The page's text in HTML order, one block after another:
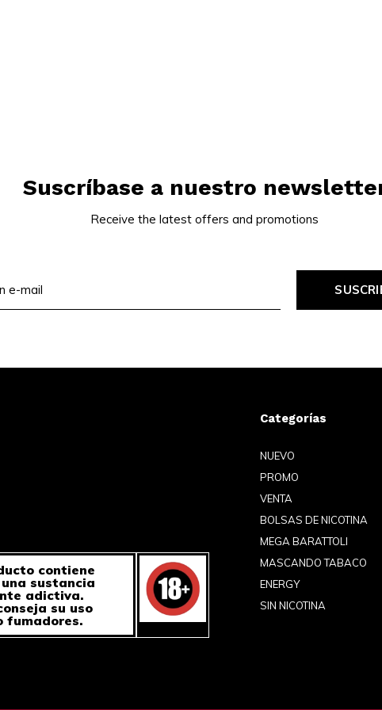
Suscríbase a nuestro
Receive the latest offers and promotions
contiene
sustancia
adictiva.
su uso
fumadores.
Categorías
NUEVO
PROMO
VENTA
BOLSAS DE NICOTINA
MEGA BARATTOLI
MASCANDO TABACO
ENERGY
SIN NICOTINA